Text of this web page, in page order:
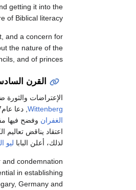
getting it into the
of Biblical literacy.
and a concern for
the nature of the
and of princes.
القرن
الإعتراضات والثورة
Wittenberg , دعا عام1517الى بدء الجدل حول
الغفران وفضح فيها
اعتقاد يناقض
لذلك، أعلن البابا ليو
and condemnation
in establishing
Germany and